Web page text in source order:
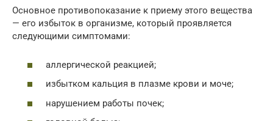
Основное противопоказание к приему этого вещества
— его избыток в организме, который проявляется
следующими симптомами:
аллергической реакцией;
избытком кальция в плазме крови и моче;
нарушением работы почек;